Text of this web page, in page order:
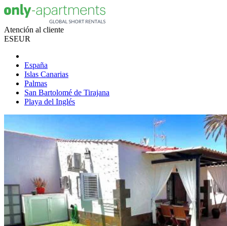
Atención al cliente
ESEUR
España
Islas Canarias
Palmas
San Bartolomé de Tirajana
Playa del Inglés